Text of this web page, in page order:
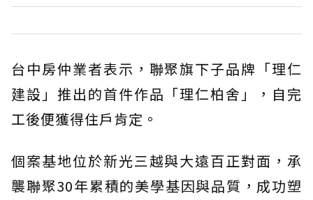
台中房仲業者表示，聯聚旗下子品牌「理仁
建設」推出的首件作品「理仁柏舍」，自完
工後便獲得住戶肯定。
個案基地位於新光三越與大遠百正對面，承
襲聯聚30年累積的美學基因與品質，成功塑